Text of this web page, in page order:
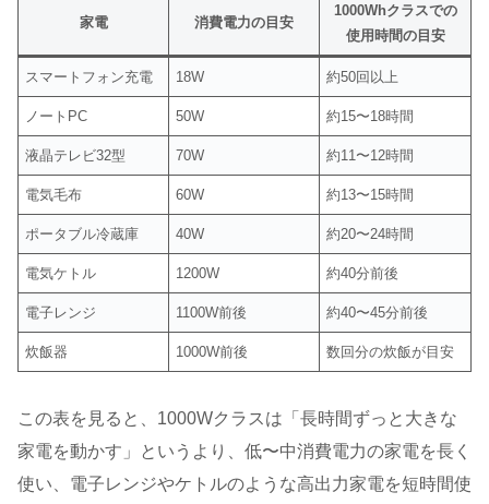
家電 消費電力の目安
1000Whクラスでの
使用時間の目安
スマートフォン充電 18W 約50回以上
ノートPC 50W 約15〜18時間
液晶テレビ32型 70W 約11〜12時間
電気毛布 60W 約13〜15時間
ポータブル冷蔵庫 40W 約20〜24時間
電気ケトル 1200W 約40分前後
電子レンジ 1100W前後 約40〜45分前後
炊飯器 1000W前後 数回分の炊飯が目安
この表を見ると、1000Wクラスは「長時間ずっと大きな
家電を動かす」というより、低〜中消費電力の家電を長く
使い、電子レンジやケトルのような高出力家電を短時間使